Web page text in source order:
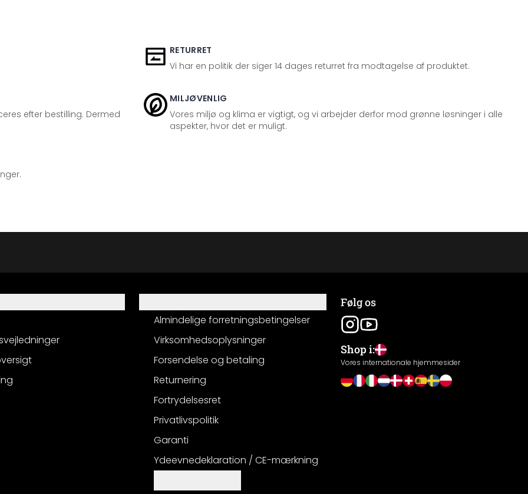
RETURRET
Vi har en politik der siger 14 dages returret fra modtagelse af produktet.
efter bestilling. Dermed
MILJØVENLIG
Vores miljø og klima er vigtigt, og vi arbejder derfor mod grønne løsninger i alle
aspekter, hvor det er muligt.
Almindelige forretningsbetingelser
Virksomhedsoplysninger
Forsendelse og betaling
Returnering
Fortrydelsesret
Privatlivspolitik
Garanti
Ydeevnedeklaration / CE-mærkning
Følg os
Shop i:
Vores internationale hjemmesider